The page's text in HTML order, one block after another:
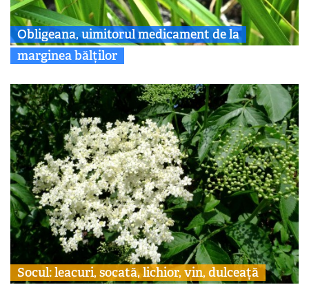
Obligeana, uimitorul medicament de la
marginea bălților
Socul: leacuri, socată, lichior, vin, dulceață